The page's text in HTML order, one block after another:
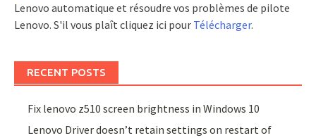
Lenovo automatique et résoudre vos problèmes de pilote
Lenovo. S'il vous plaît cliquez ici pour Télécharger.
RECENT POSTS
Fix lenovo z510 screen brightness in Windows 10
Lenovo Driver doesn’t retain settings on restart of